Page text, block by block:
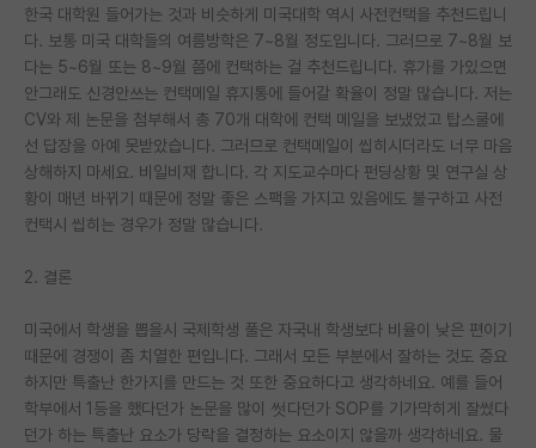
한국 대학원 들어가는 것과 비슷하게 미국대학 역시 사전컨택을 추천드립니
다. 보통 미국 대학들의 여름방학은 7~8월 정도입니다. 그러므로 7~8월 보
다는 5~6월 또는 8~9월 쯤에 컨택하는 걸 추천드립니다. 휴가를 가있으면
안그래도 신경안쓰는 컨택메일 휴지통에 들어갈 확율이 정말 많습니다. 저는
CV와 제 논문을 첨부해서 총 70개 대학에 컨택 메일을 보냈었고 탑스쿨에
선 답장을 아예 못받았습니다. 그러므로 컨택메일이 씹히시더라도 너무 마음
상해하지 마세요. 비일비재 합니다. 각 지도교수마다 펀딩상황 및 연구실 상
황이 매년 바뀌기 때문에 정말 좋은 스팩을 가지고 있음에도 불구하고 사전
컨택시 씹히는 경우가 정말 많습니다.
2. 결론
미국에서 학생을 뽑을시 국제학생 풀은 자국내 학생보다 비율이 낮은 편이기
때문에 경쟁이 좀 치열한 편입니다. 그래서 모든 부분에서 잘하는 것도 중요
하지만 특출난 한가지를 만드는 것 또한 중요하다고 생각하네요. 예를 들어
학부에서 1등을 했다던가 논문을 많이 썻다던가 SOP를 기가막히게 잘썼다
던가 하는 특출난 요소가 당락을 결정하는 요소이지 않을까 생각하네요. 물